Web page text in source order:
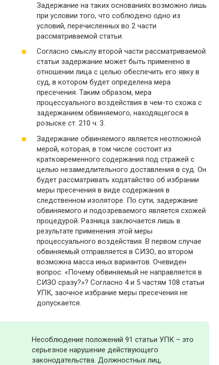
Задержание на таких основаниях возможно лишь
при условии того, что соблюдено одно из
условий, перечисленных во 2 части
рассматриваемой статьи.
Согласно смыслу второй части рассматриваемой
статьи задержание может быть применено в
отношении лица с целью обеспечить его явку в
суд, в котором будет определена мера
пресечения. Таким образом, мера
процессуального воздействия в чем-то схожа с
задержанием обвиняемого, находящегося в
розыске ст. 210 ч. 3.
Задержание обвиняемого является неотложной
мерой, которая, в том числе состоит из
кратковременного содержания под стражей с
целью незамедлительного доставления в суд. Он
будет рассматривать ходатайство об избрании
меры пресечения в виде содержания в
следственном изоляторе. По сути, задержание
обвиняемого и подозреваемого является схожей
процедурой. Разница заключается лишь в
результате применения этой меры
процессуального воздействия. В первом случае
обвиняемый отправляется в СИЗО, во втором
возможна масса иных вариантов. Очевиден
вопрос: «Почему обвиняемый не направляется в
СИЗО сразу?»? Согласно 4 и 5 частям 108 статьи
УПК, заочное избрание меры пресечения не
допускается.
Несоблюдение положений 91 статьи УПК – это
серьезное нарушение действующего
законодательства. Должностных лиц,